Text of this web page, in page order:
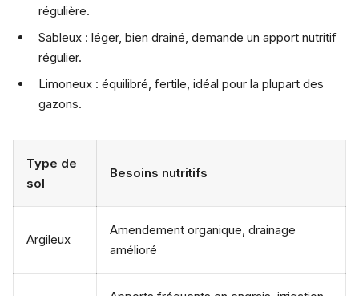
régulière.
Sableux : léger, bien drainé, demande un apport nutritif
régulier.
Limoneux : équilibré, fertile, idéal pour la plupart des
gazons.
Type de
sol
Besoins nutritifs
Argileux
Amendement organique, drainage
amélioré